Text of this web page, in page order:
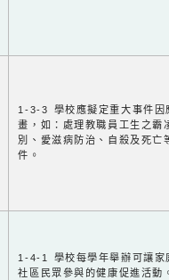
1-3-3 學校應擬定重大事件因
畫，如：處理教職員工生之霸
別、愛滋病防治、自殺及死亡
件。
1-4-1 學校每學年舉辦可讓家
社區民眾參與的健康促進活動